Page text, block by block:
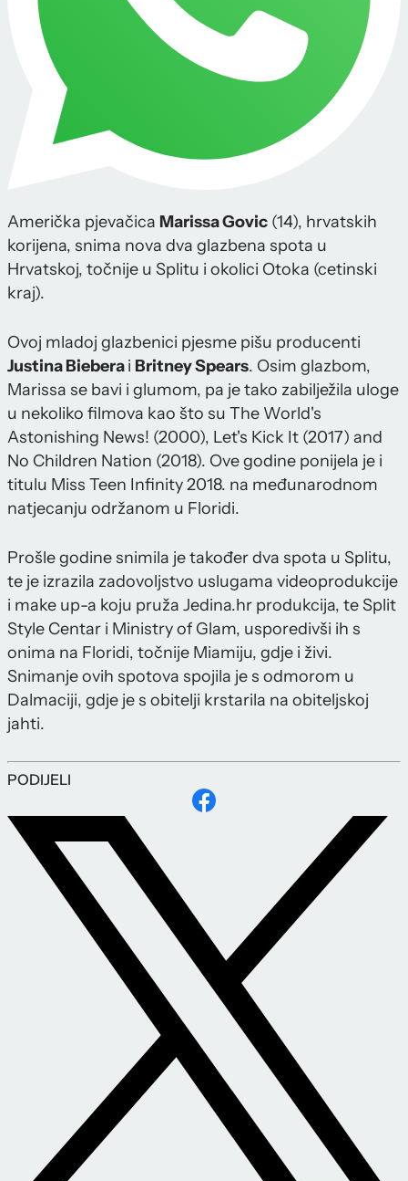
Američka pjevačica Marissa Govic (14), hrvatskih
korijena, snima nova dva glazbena spota u
Hrvatskoj, točnije u Splitu i okolici Otoka (cetinski
kraj).
Ovoj mladoj glazbenici pjesme pišu producenti
Justina Bieberai Britney Spears. Osim glazbom,
Marissa se bavi i glumom, pa je tako zabilježila uloge
u nekoliko filmova kao što su The World's
Astonishing News! (2000), Let's Kick It (2017) and
No Children Nation (2018). Ove godine ponijela je i
titulu Miss Teen Infinity 2018. na međunarodnom
natjecanju održanom u Floridi.
Prošle godine snimila je također dva spota u Splitu,
te je izrazila zadovoljstvo uslugama videoprodukcije
i make up-a koju pruža Jedina.hr produkcija, te Split
Style Centar i Ministry of Glam, usporedivši ih s
onima na Floridi, točnije Miamiju, gdje i živi.
Snimanje ovih spotova spojila je s odmorom u
Dalmaciji, gdje je s obitelji krstarila na obiteljskoj
jahti.
PODIJELI